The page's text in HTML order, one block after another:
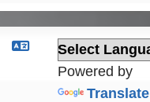
Powered by
Translate